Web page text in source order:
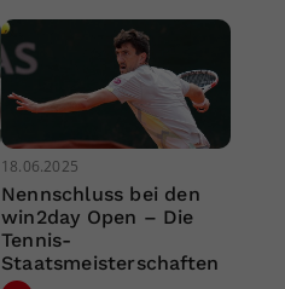
18.06.2025
Nennschluss bei den
win2day Open – Die
Tennis-
Staatsmeisterschaften